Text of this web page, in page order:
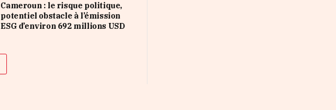
Cameroun : le risque politique,
potentiel obstacle à l’émission
ESG d’environ 692 millions USD